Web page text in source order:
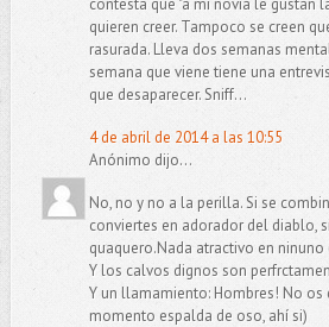
contesta que "a mi novia le gustan
quieren creer. Tampoco se creen
rasurada. Lleva dos semanas
semana que viene tiene una
que desaparecer. Sniff...
4 de abril de 2014 a las 10:55
Anónimo dijo...
No, no y no a la perilla. Si se
conviertes en adorador del diablo,
quaquero.Nada atractivo en ninuno
Y los calvos dignos son
Y un llamamiento: Hombres! No
momento espalda de oso, ahí si)